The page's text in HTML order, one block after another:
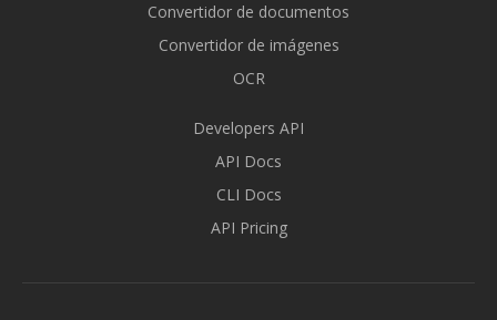
Convertidor de documentos
Convertidor de imágenes
OCR
Developers API
API Docs
CLI Docs
API Pricing